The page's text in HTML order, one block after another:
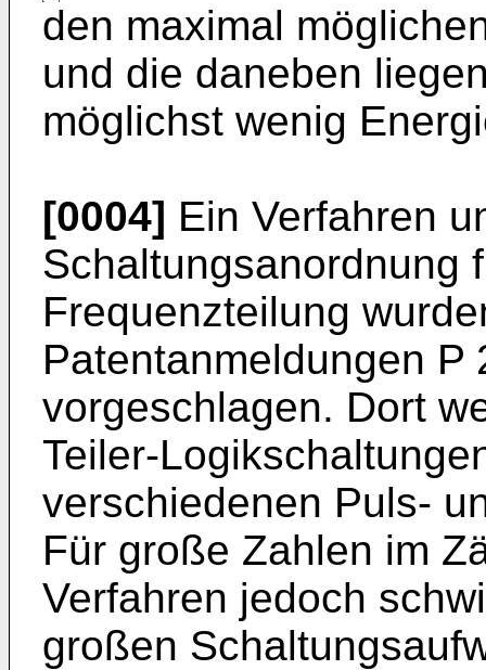
den maximal
und die daneben
möglichst wenig
[0004] Ein Verfahren
Schaltungsanordnung
Frequenzteilung
Patentanmeldungen P
vorgeschlagen. Dort
Teiler-
verschiedenen Puls-
Für große Zahlen im
Verfahren jedoch
großen